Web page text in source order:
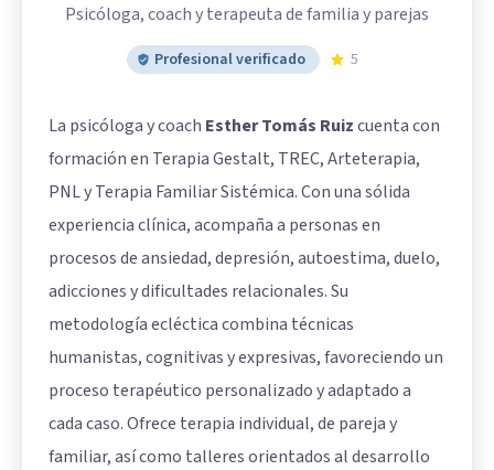
Psicóloga, coach y terapeuta de familia y parejas
Profesional verificado 5
La psicóloga y coach Esther Tomás Ruizcuenta con
formación en Terapia Gestalt, TREC, Arteterapia,
PNL y Terapia Familiar Sistémica. Con una sólida
experiencia clínica, acompaña a personas en
procesos de ansiedad, depresión, autoestima, duelo,
adicciones y dificultades relacionales. Su
metodología ecléctica combina técnicas
humanistas, cognitivas y expresivas, favoreciendo un
proceso terapéutico personalizado y adaptado a
cada caso. Ofrece terapia individual, de pareja y
familiar, así como talleres orientados al desarrollo